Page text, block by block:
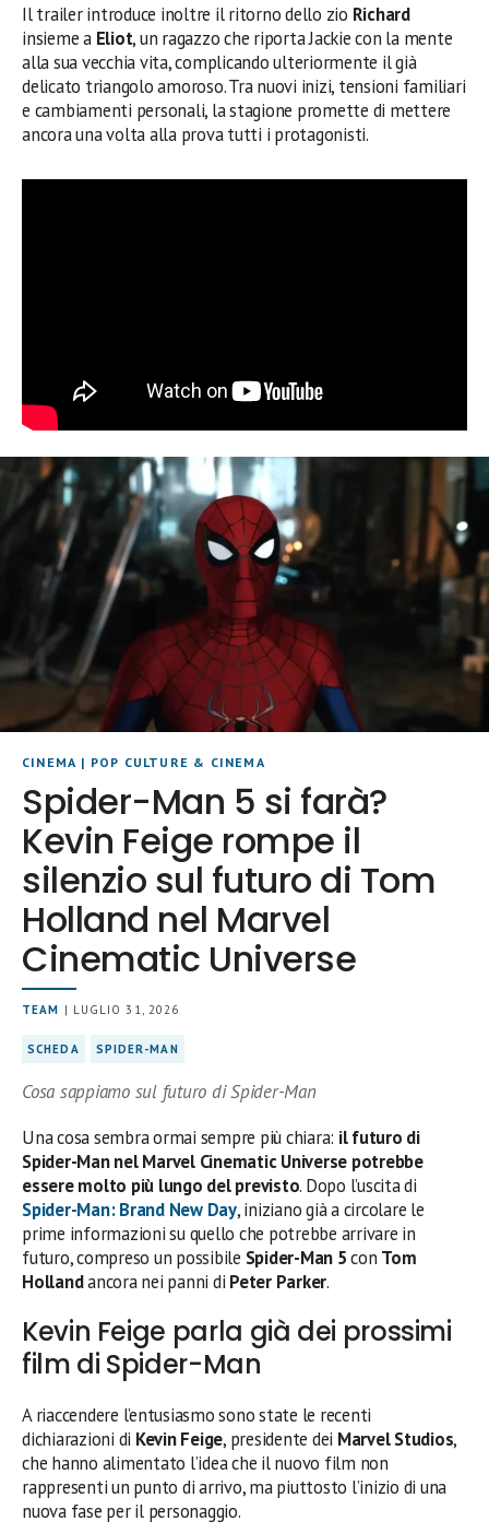
Il trailer introduce inoltre il ritorno dello zio Richard
insieme a Eliot, un ragazzo che riporta Jackie con la mente
alla sua vecchia vita, complicando ulteriormente il già
delicato triangolo amoroso. Tra nuovi inizi, tensioni familiari
e cambiamenti personali, la stagione promette di mettere
ancora una volta alla prova tutti i protagonisti.
CINEMA | POP CULTURE & CINEMA
Spider-Man 5 si farà?
Kevin Feige rompe il
silenzio sul futuro di Tom
Holland nel Marvel
Cinematic Universe
TEAM | LUGLIO 31, 2026
SCHEDA SPIDER-MAN
Cosa sappiamo sul futuro di Spider-Man
Una cosa sembra ormai sempre più chiara: il futuro di
Spider-Man nel Marvel Cinematic Universe potrebbe
essere molto più lungo del previsto. Dopo l’uscita di
Spider-Man: Brand New Day, iniziano già a circolare le
prime informazioni su quello che potrebbe arrivare in
futuro, compreso un possibile Spider-Man 5con Tom
Hollandancora nei panni di Peter Parker.
Kevin Feige parla già dei prossimi
film di Spider-Man
A riaccendere l’entusiasmo sono state le recenti
dichiarazioni di Kevin Feige, presidente dei Marvel Studios,
che hanno alimentato l’idea che il nuovo film non
rappresenti un punto di arrivo, ma piuttosto l’inizio di una
nuova fase per il personaggio.